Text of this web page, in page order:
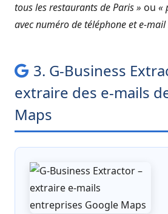
tous les restaurants de Paris » ou «
avec numéro de téléphone et e-mail
3. G-Business
extraire des e-mails
Maps